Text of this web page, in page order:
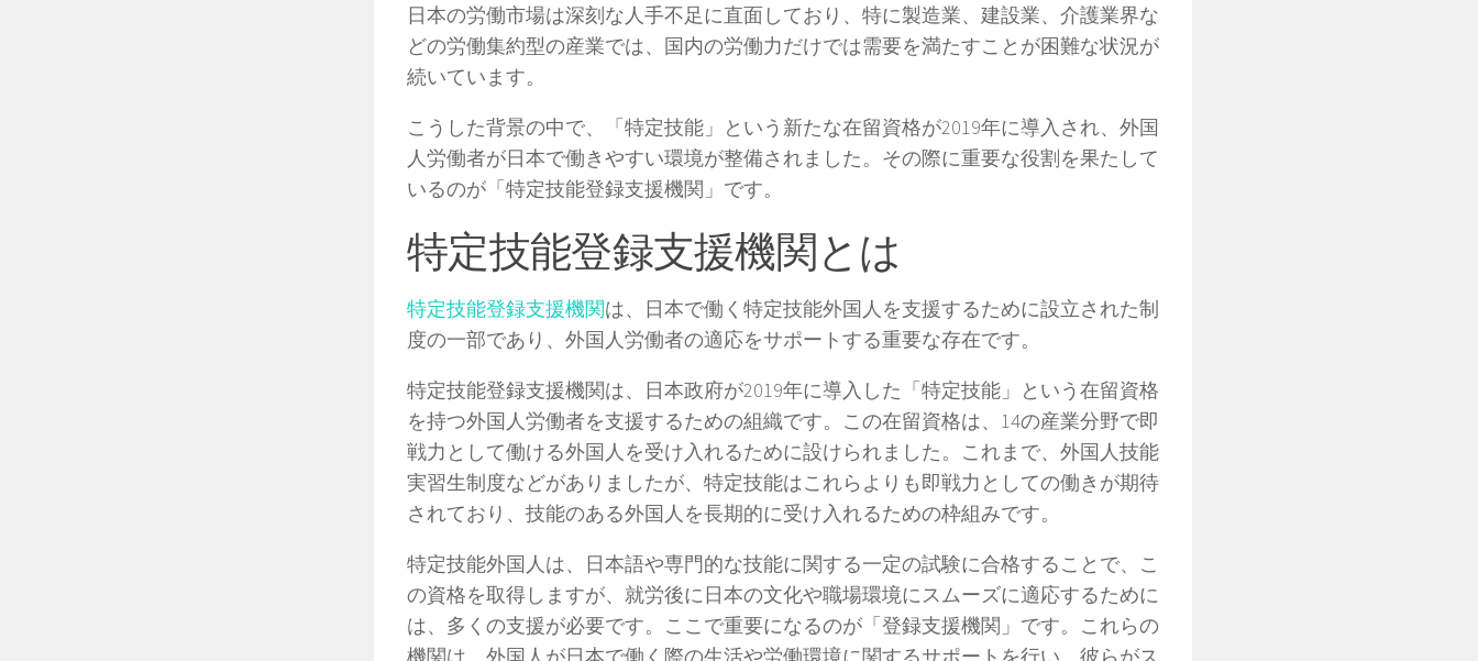
日本の労働市場は深刻な人手不足に直面しており、特に製造業、建設業、介護業界な
どの労働集約型の産業では、国内の労働力だけでは需要を満たすことが困難な状況が
続いています。
こうした背景の中で、「特定技能」という新たな在留資格が2019年に導入され、外国
人労働者が日本で働きやすい環境が整備されました。その際に重要な役割を果たして
いるのが「特定技能登録支援機関」です。
特定技能登録支援機関とは
特定技能登録支援機関は、日本で働く特定技能外国人を支援するために設立された制
度の一部であり、外国人労働者の適応をサポートする重要な存在です。
特定技能登録支援機関は、日本政府が2019年に導入した「特定技能」という在留資格
を持つ外国人労働者を支援するための組織です。この在留資格は、14の産業分野で即
戦力として働ける外国人を受け入れるために設けられました。これまで、外国人技能
実習生制度などがありましたが、特定技能はこれらよりも即戦力としての働きが期待
されており、技能のある外国人を長期的に受け入れるための枠組みです。
特定技能外国人は、日本語や専門的な技能に関する一定の試験に合格することで、こ
の資格を取得しますが、就労後に日本の文化や職場環境にスムーズに適応するために
は、多くの支援が必要です。ここで重要になるのが「登録支援機関」です。これらの